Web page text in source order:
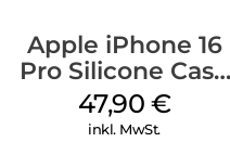
Apple iPhone 16
Pro Silicone Case
MagSafe Denim
47,90 €
inkl. MwSt.